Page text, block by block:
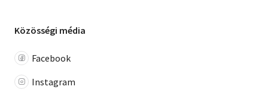
Közösségi média
Facebook
Instagram